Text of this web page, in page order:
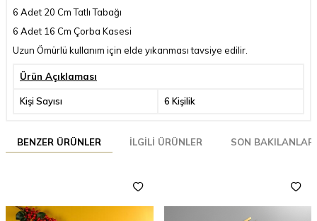
6 Adet 20 Cm Tatlı Tabağı
6 Adet 16 Cm Çorba Kasesi
Uzun Ömürlü kullanım için elde yıkanması tavsiye edilir.
Ürün Açıklaması
Kişi Sayısı 6 Kişilik
BENZER ÜRÜNLER İLGILI ÜRÜNLER SON BAKILANLAR